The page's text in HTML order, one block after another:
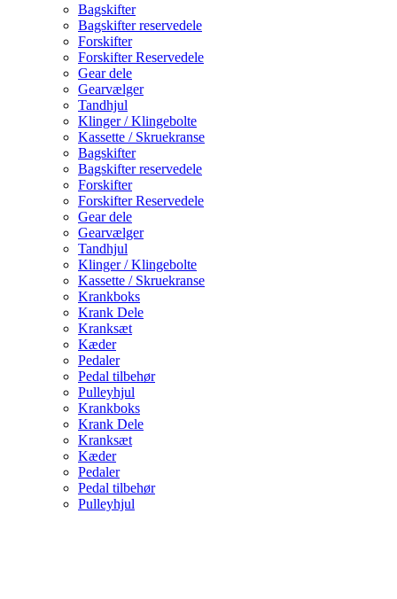
Bagskifter
Bagskifter reservedele
Forskifter
Forskifter Reservedele
Gear dele
Gearvælger
Tandhjul
Klinger / Klingebolte
Kassette / Skruekranse
Bagskifter
Bagskifter reservedele
Forskifter
Forskifter Reservedele
Gear dele
Gearvælger
Tandhjul
Klinger / Klingebolte
Kassette / Skruekranse
Krankboks
Krank Dele
Kranksæt
Kæder
Pedaler
Pedal tilbehør
Pulleyhjul
Krankboks
Krank Dele
Kranksæt
Kæder
Pedaler
Pedal tilbehør
Pulleyhjul